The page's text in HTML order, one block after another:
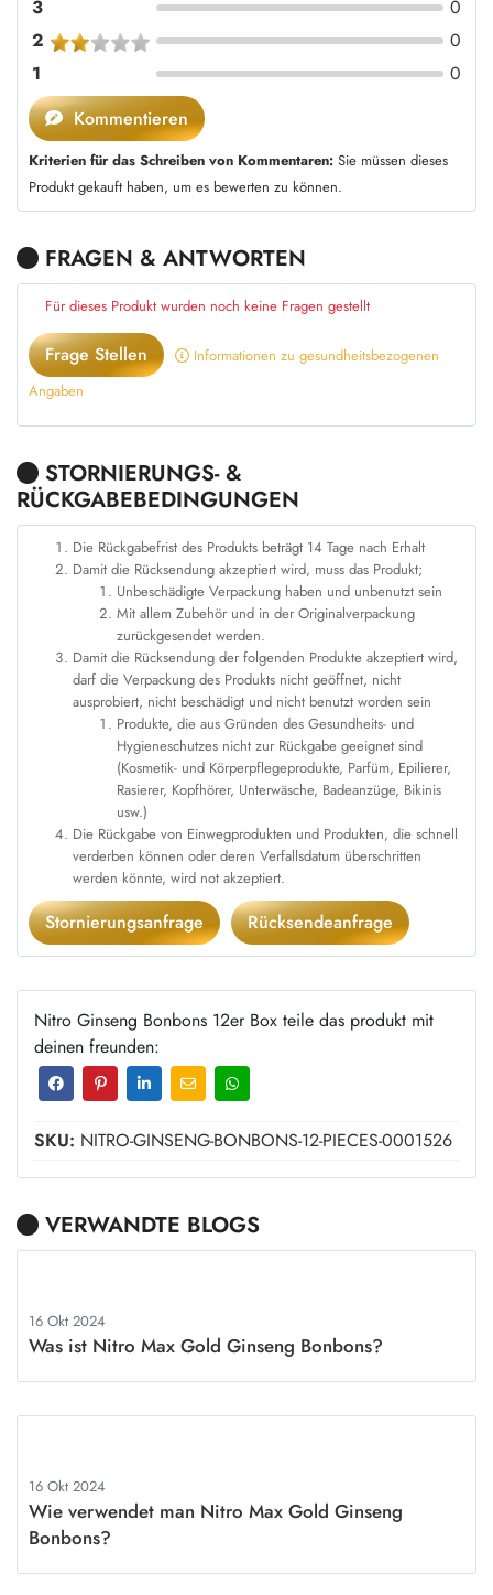
5
5
4
0
3
2
1
Kommentieren
Kriterien für das Schreiben von Kommentaren:
Produkt gekauft haben, um es bewerten zu können.
FRAGEN & ANTWORTEN
Für dieses Produkt wurden noch keine Fragen gestellt
Angaben
STORNIERUNGS- &
RÜCKGABEBEDINGUNGEN
Die Rückgabefrist des Produkts beträgt 14 Tage nach Erhalt
Damit die Rücksendung akzeptiert wird, muss das Produkt;
Unbeschädigte Verpackung haben und unbenutzt sein
Mit allem Zubehör und in der Originalverpackung
zurückgesendet werden.
Damit die Rücksendung der folgenden Produkte akzeptiert wird,
darf die Verpackung des Produkts nicht geöffnet, nicht
ausprobiert, nicht beschädigt und nicht benutzt worden sein
Produkte, die aus Gründen des Gesundheits- und
Hygieneschutzes nicht zur Rückgabe geeignet sind
(Kosmetik- und Körperpflegeprodukte, Parfüm, Epilierer,
Rasierer, Kopfhörer, Unterwäsche, Badeanzüge, Bikinis
usw.)
Die Rückgabe von Einwegprodukten und Produkten, die schnell
verderben können oder deren Verfallsdatum überschritten
Stornierungsanfrage Rücksendeanfrage
deinen freunden:
SKU:NITRO-GINSENG-BONBONS-12-PIECES-0001526
VERWANDTE BLOGS